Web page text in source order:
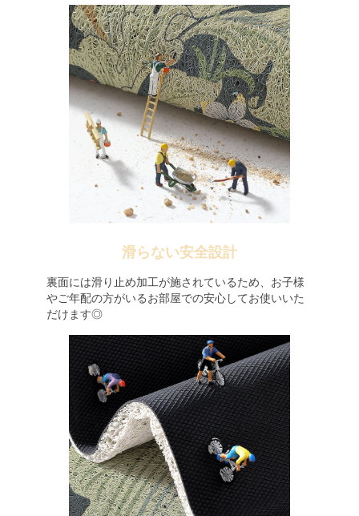
滑らない安全設計
裏面には滑り止め加工が施されているため、お子様
やご年配の方がいるお部屋での安心してお使いいた
だけます◎